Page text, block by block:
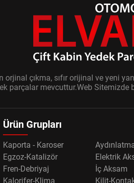
çıkma, sıfır orijinal ve yeni
parçalar mevcuttur.Web Sitemizde
Ürün Grupları
Kaporta - Karoser
Egzoz-Katalizör
Elektrik
Fren-Debriyaj
İç Aksam
Kalorifer-Klima
Kilit-